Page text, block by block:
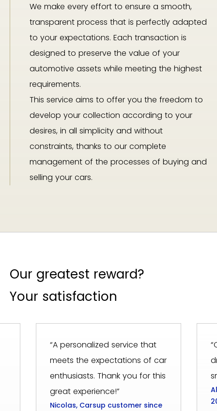
We make every effort to ensure a smooth,
transparent process that is perfectly adapted
to your expectations. Each transaction is
designed to preserve the value of your
automotive assets while meeting the highest
requirements.
This service aims to offer you the freedom to
develop your collection according to your
desires, in all simplicity and without
constraints, thanks to our complete
management of the processes of buying and
selling your cars.
Our greatest reward?
Your satisfaction
“A personalized service that
meets the expectations of car
enthusiasts. Thank you for this
great experience!”
Nicolas, Carsup customer since